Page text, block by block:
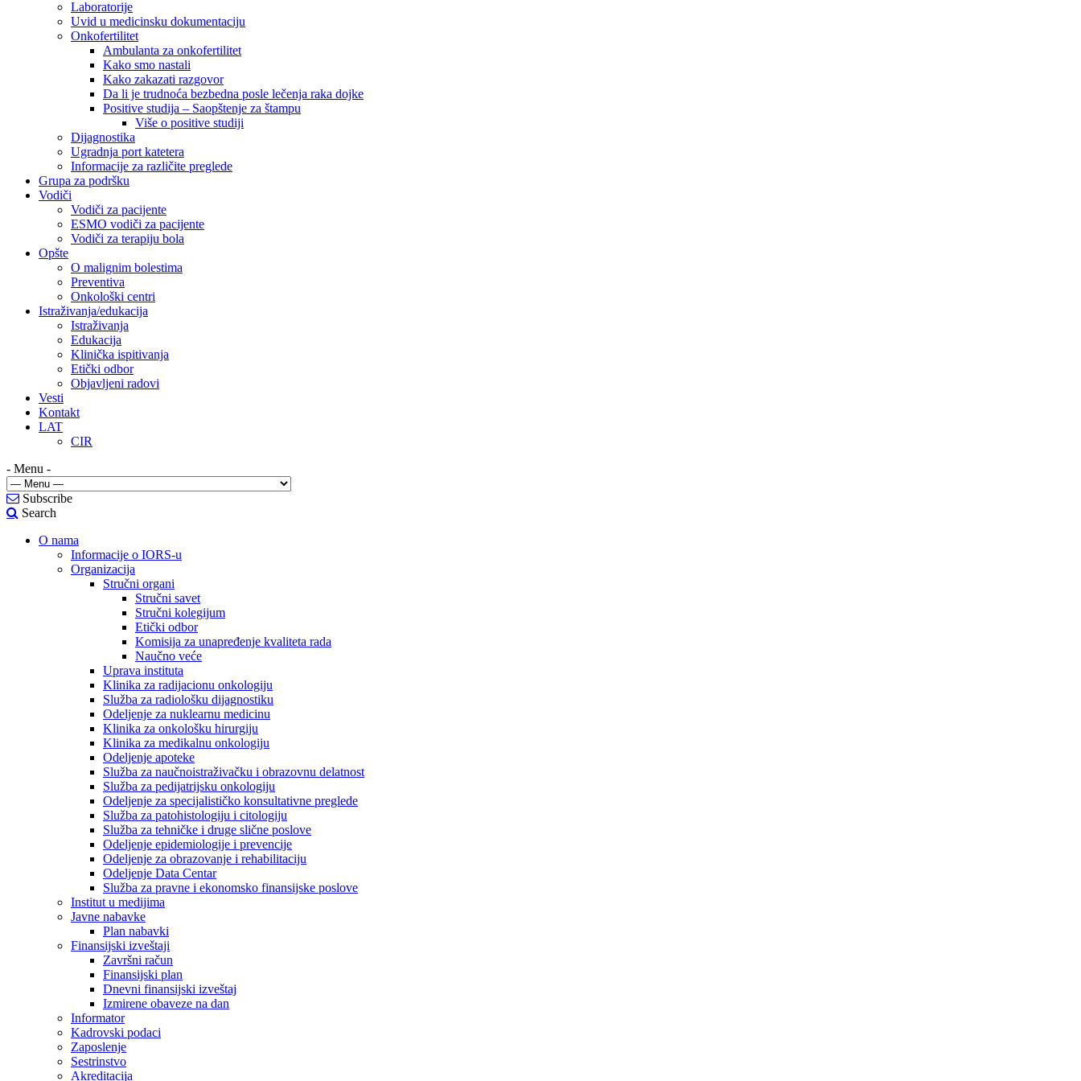
Laboratorije
Uvid u medicinsku dokumentaciju
Onkofertilitet
Ambulanta za onkofertilitet
Kako smo nastali
Kako zakazati razgovor
Da li je trudnoća bezbedna posle lečenja raka dojke
Positive studija – Saopštenje za štampu
Više o positive studiji
Dijagnostika
Ugradnja port katetera
Informacije za različite preglede
Grupa za podršku
Vodiči
Vodiči za pacijente
ESMO vodiči za pacijente
Vodiči za terapiju bola
Opšte
O malignim bolestima
Preventiva
Onkološki centri
Istraživanja/edukacija
Istraživanja
Edukacija
Klinička ispitivanja
Etički odbor
Objavljeni radovi
Vesti
Kontakt
LAT
CIR
- Menu -
Subscribe
Search
O nama
Informacije o IORS-u
Organizacija
Stručni organi
Stručni savet
Stručni kolegijum
Etički odbor
Komisija za unapređenje kvaliteta rada
Naučno veće
Uprava instituta
Klinika za radijacionu onkologiju
Služba za radiološku dijagnostiku
Odeljenje za nuklearnu medicinu
Klinika za onkološku hirurgiju
Klinika za medikalnu onkologiju
Odeljenje apoteke
Služba za naučnoistraživačku i obrazovnu delatnost
Služba za pedijatrijsku onkologiju
Odeljenje za specijalističko konsultativne preglede
Služba za patohistologiju i citologiju
Služba za tehničke i druge slične poslove
Odeljenje epidemiologije i prevencije
Odeljenje za obrazovanje i rehabilitaciju
Odeljenje Data Centar
Služba za pravne i ekonomsko finansijske poslove
Institut u medijima
Javne nabavke
Plan nabavki
Finansijski izveštaji
Završni račun
Finansijski plan
Dnevni finansijski izveštaj
Izmirene obaveze na dan
Informator
Kadrovski podaci
Zaposlenje
Sestrinstvo
Akreditacija